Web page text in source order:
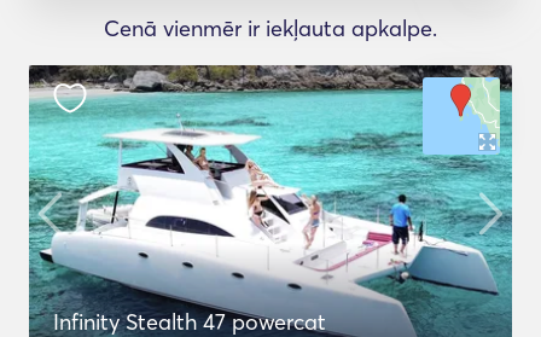
Cenā vienmēr ir iekļauta apkalpe.
Infinity Stealth 47 powercat